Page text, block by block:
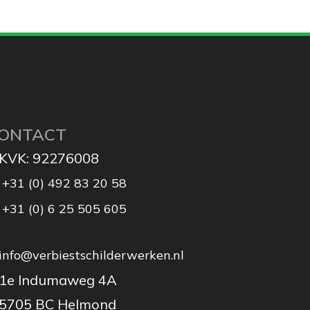
KVK: 92276008
+31 (0) 492 83 20 58
+31 (0) 6 25 505 605
info@verbiestschilderwerken.nl
1e Indumaweg 4A
5705 BC Helmond